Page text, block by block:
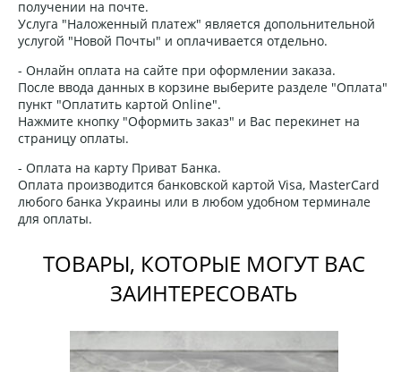
получении на почте.
Услуга "Наложенный платеж" является допольнительной
услугой "Новой Почты" и оплачивается отдельно.
- Онлайн оплата на сайте при оформлении заказа.
После ввода данных в корзине выберите разделе "Оплата"
пункт "Оплатить картой Online".
Нажмите кнопку "Оформить заказ" и Вас перекинет на
страницу оплаты.
- Оплата на карту Приват Банка.
Оплата производится банковской картой Visa, MasterCard
любого банка Украины или в любом удобном терминале
для оплаты.
ТОВАРЫ, КОТОРЫЕ МОГУТ ВАС
ЗАИНТЕРЕСОВАТЬ